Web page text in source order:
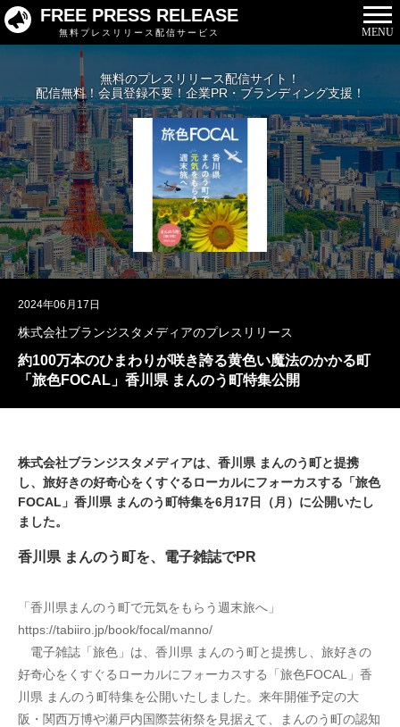
FREE PRESS RELEASE
無料プレスリリース配信サービス MENU
無料のプレスリリース配信サイト！
配信無料！会員登録不要！企業PR・ブランディング支援！
2024年06月17日
株式会社ブランジスタメディアのプレスリリース
約100万本のひまわりが咲き誇る黄色い魔法のかかる町
「旅色FOCAL」香川県 まんのう町特集公開
株式会社ブランジスタメディアは、香川県 まんのう町と提携
し、旅好きの好奇心をくすぐるローカルにフォーカスする「旅色
FOCAL」香川県 まんのう町特集を6月17日（月）に公開いたし
ました。
香川県 まんのう町を、電子雑誌でPR
「香川県まんのう町で元気をもらう週末旅へ」
https://tabiiro.jp/book/focal/manno/
電子雑誌「旅色」は、香川県 まんのう町と提携し、旅好きの
好奇心をくすぐるローカルにフォーカスする「旅色FOCAL」香
川県 まんのう町特集を公開いたしました。来年開催予定の大
阪・関西万博や瀬戸内国際芸術祭を見据えて、まんのう町の認知